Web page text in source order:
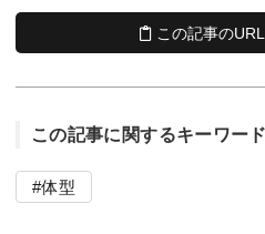
この記事の
この記事に関するキーワード
体型